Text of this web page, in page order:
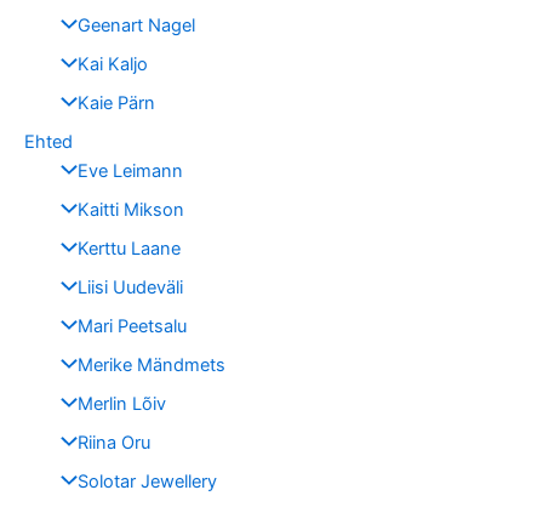
Geenart Nagel
Kai Kaljo
Kaie Pärn
Ehted
Eve Leimann
Kaitti Mikson
Kerttu Laane
Liisi Uudeväli
Mari Peetsalu
Merike Mändmets
Merlin Lõiv
Riina Oru
Solotar Jewellery